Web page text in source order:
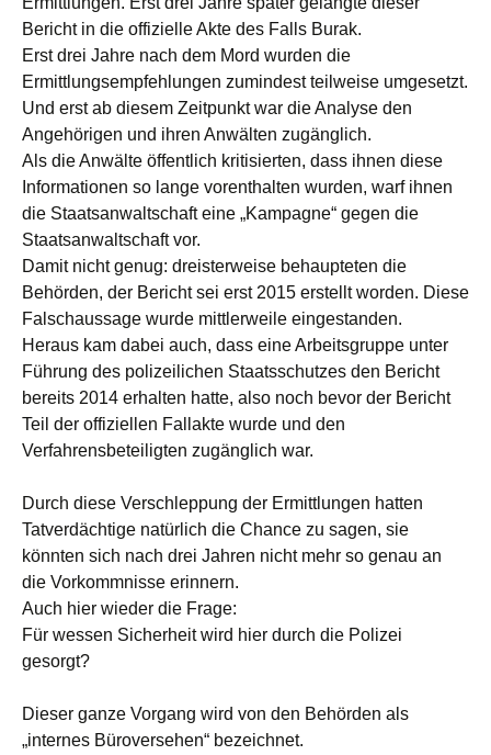
Bericht in die offizielle Akte des Falls Burak.
Erst drei Jahre nach dem Mord wurden die
Ermittlungsempfehlungen zumindest teilweise umgesetzt.
Und erst ab diesem Zeitpunkt war die Analyse den
Angehörigen und ihren Anwälten zugänglich.
Als die Anwälte öffentlich kritisierten, dass ihnen diese
Informationen so lange vorenthalten wurden, warf ihnen
die Staatsanwaltschaft eine „Kampagne“ gegen die
Staatsanwaltschaft vor.
Damit nicht genug: dreisterweise behaupteten die
Behörden, der Bericht sei erst 2015 erstellt worden. Diese
Falschaussage wurde mittlerweile eingestanden.
Heraus kam dabei auch, dass eine Arbeitsgruppe unter
Führung des polizeilichen Staatsschutzes den Bericht
bereits 2014 erhalten hatte, also noch bevor der Bericht
Teil der offiziellen Fallakte wurde und den
Verfahrensbeteiligten zugänglich war.
Durch diese Verschleppung der Ermittlungen hatten
Tatverdächtige natürlich die Chance zu sagen, sie
könnten sich nach drei Jahren nicht mehr so genau an
die Vorkommnisse erinnern.
Auch hier wieder die Frage:
Für wessen Sicherheit wird hier durch die Polizei
gesorgt?
Dieser ganze Vorgang wird von den Behörden als
„internes Büroversehen“ bezeichnet.